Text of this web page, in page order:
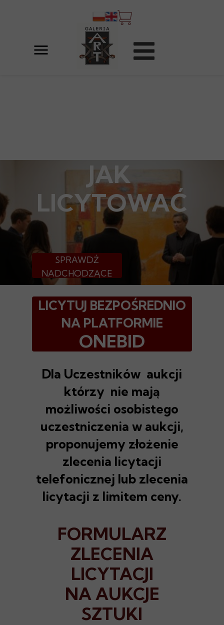
JAK
LICYTOWAĆ
SPRAWDŹ
NADCHODZĄCE
AUKCJE SZTUKI
LICYTUJ BEZPOŚREDNIO
NA PLATFORMIE
ONEBID
Dla Uczestników aukcji
którzy nie mają
możliwości osobistego
uczestniczenia w aukcji,
proponujemy złożenie
zlecenia licytacji
telefonicznej lub zlecenia
licytacji z limitem ceny.
FORMULARZ
ZLECENIA
LICYTACJI
NA AUKCJE
SZTUKI